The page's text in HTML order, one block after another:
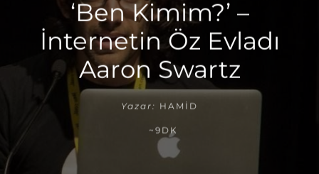
‘Ben Kimim?’ –
İnternetin Öz Evladı
Aaron Swartz
Yazar: HAMID
~9DK